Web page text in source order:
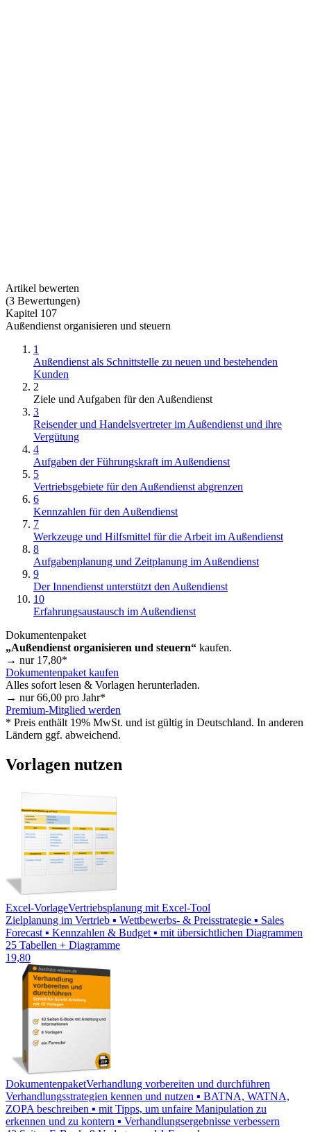
Artikel bewerten
(3 Bewertungen)
Kapitel 107
Außendienst organisieren und steuern
1
Außendienst als Schnittstelle zu neuen und bestehenden
Kunden
2
Ziele und Aufgaben für den Außendienst
3
Reisender und Handelsvertreter im Außendienst und ihre
Vergütung
4
Aufgaben der Führungskraft im Außendienst
5
Vertriebsgebiete für den Außendienst abgrenzen
6
Kennzahlen für den Außendienst
7
Werkzeuge und Hilfsmittel für die Arbeit im Außendienst
8
Aufgabenplanung und Zeitplanung im Außendienst
9
Der Innendienst unterstützt den Außendienst
10
Erfahrungsaustausch im Außendienst
Dokumentenpaket
„Außendienst organisieren und steuern“ kaufen.
→ nur 17,80*
Dokumentenpaket kaufen
Alles sofort lesen & Vorlagen herunterladen.
→ nur66,00 pro Jahr*
Premium-Mitglied werden
* Preis enthält 19% MwSt. und ist gültig in Deutschland. In anderen
Ländern ggf. abweichend.
Vorlagen nutzen
Excel-VorlageVertriebsplanung mit Excel-Tool
Zielplanung im Vertrieb ▪ Wettbewerbs- & Preisstrategie ▪ Sales
Forecast ▪ Kennzahlen & Budget ▪ mit übersichtlichen Diagrammen
25 Tabellen + Diagramme
19,80
DokumentenpaketVerhandlung vorbereiten und durchführen
Verhandlungsstrategien kennen und nutzen ▪ BATNA, WATNA,
ZOPA beschreiben ▪ mit Tipps, um unfaire Manipulation zu
erkennen und zu kontern ▪ Verhandlungsergebnisse verbessern